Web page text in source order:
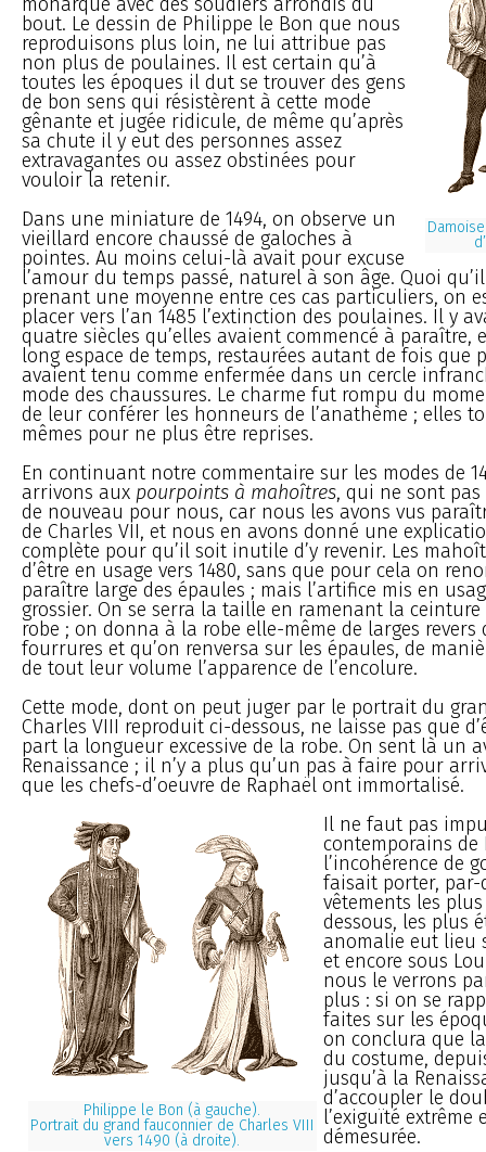
bout. Le dessin de Philippe le Bon que nous
reproduisons plus loin, ne lui attribue pas
non plus de poulaines. Il est certain qu’à
toutes les époques il dut se trouver des gens
de bon sens qui résistèrent à cette mode
gênante et jugée ridicule, de même qu’après
sa chute il y eut des personnes assez
extravagantes ou assez obstinées pour
vouloir la retenir.
Dans une miniature de 1494, on observe un
vieillard encore chaussé de galoches à
pointes. Au moins celui-là avait pour excuse
l’amour du temps passé, naturel à son âge. Quoi
prenant une moyenne entre ces cas particuliers, on
placer vers l’an 1485 l’extinction des poulaines. Il y
quatre siècles qu’elles avaient commencé à paraître,
long espace de temps, restaurées autant de fois que
avaient tenu comme enfermée dans un cercle
mode des chaussures. Le charme fut rompu du
de leur conférer les honneurs de l’anathème ; elles
mêmes pour ne plus être reprises.
En continuant notre commentaire sur les modes de
arrivons aux pourpoints à mahoîtres, qui ne sont
de nouveau pour nous, car nous les avons vus
de Charles VII, et nous en avons donné une
complète pour qu’il soit inutile d’y revenir. Les
d’être en usage vers 1480, sans que pour cela on
paraître large des épaules ; mais l’artifice mis en
grossier. On se serra la taille en ramenant la
robe ; on donna à la robe elle-même de larges revers
fourrures et qu’on renversa sur les épaules, de
de tout leur volume l’apparence de l’encolure.
Cette mode, dont on peut juger par le portrait du
Charles VIII reproduit ci-dessous, ne laisse pas que
part la longueur excessive de la robe. On sent là un
Renaissance ; il n’y a plus qu’un pas à faire pour
que les chefs-d’oeuvre de Raphaël ont immortalisé.
Philippe le Bon (à gauche).
Portrait du grand fauconnier de Charles VIII
vers 1490 (à droite).
Il ne faut pas
contemporains de
l’incohérence de
faisait porter, par-
vêtements les
dessous, les plus
anomalie eut lieu
et encore sous
nous le verrons
plus : si on se
faites sur les
on conclura que
du costume,
jusqu’à la
d’accoupler le
l’exiguïté extrême
démesurée.